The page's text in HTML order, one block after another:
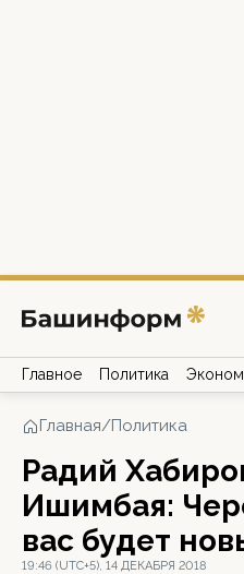
Главное Политика
Главная/Политика
Радий
Ишимбая:
вас будет
19:46 (UTC+5), 14 ДЕКАБРЯ 2018